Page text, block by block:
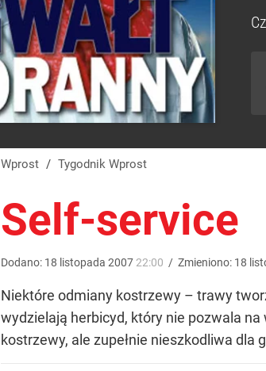
Wprost / Tygodnik Wprost
Self-service
Dodano: 18 listopada 2007 22:00 / Zmieniono: 18
Niektóre odmiany kostrzewy – trawy
wydzielają herbicyd, który nie pozwala
kostrzewy, ale zupełnie nieszkodliwa dla